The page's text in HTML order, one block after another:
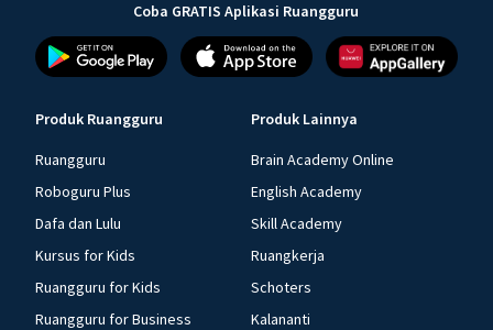
Coba GRATIS Aplikasi Ruangguru
Produk Ruangguru
Ruangguru
Roboguru Plus
Dafa dan Lulu
Kursus for Kids
Ruangguru for Kids
Ruangguru for Business
Produk Lainnya
Brain Academy Online
English Academy
Skill Academy
Ruangkerja
Schoters
Kalananti